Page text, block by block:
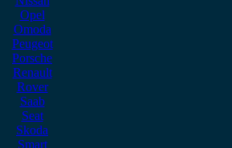
Opel
Omoda
Peugeot
Porsche
Renault
Rover
Saab
Seat
Skoda
Smart